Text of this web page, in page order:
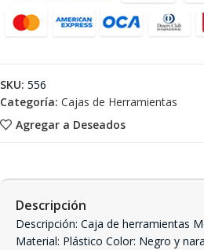
Agregar a Deseados
SKU: 556
Categoría: Cajas de Herramientas
Descripción
Descripción: Caja de herramientas
Material: Plástico Color: Negro y